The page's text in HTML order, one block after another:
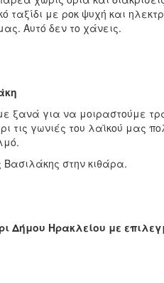
με ροκ ψυχή και
Αυτό δεν το χάνεις.
ξανά για να μοιραστούμε
τις γωνιές του λαϊκού μας
στην κιθάρα.
Δήμου Ηρακλείου με